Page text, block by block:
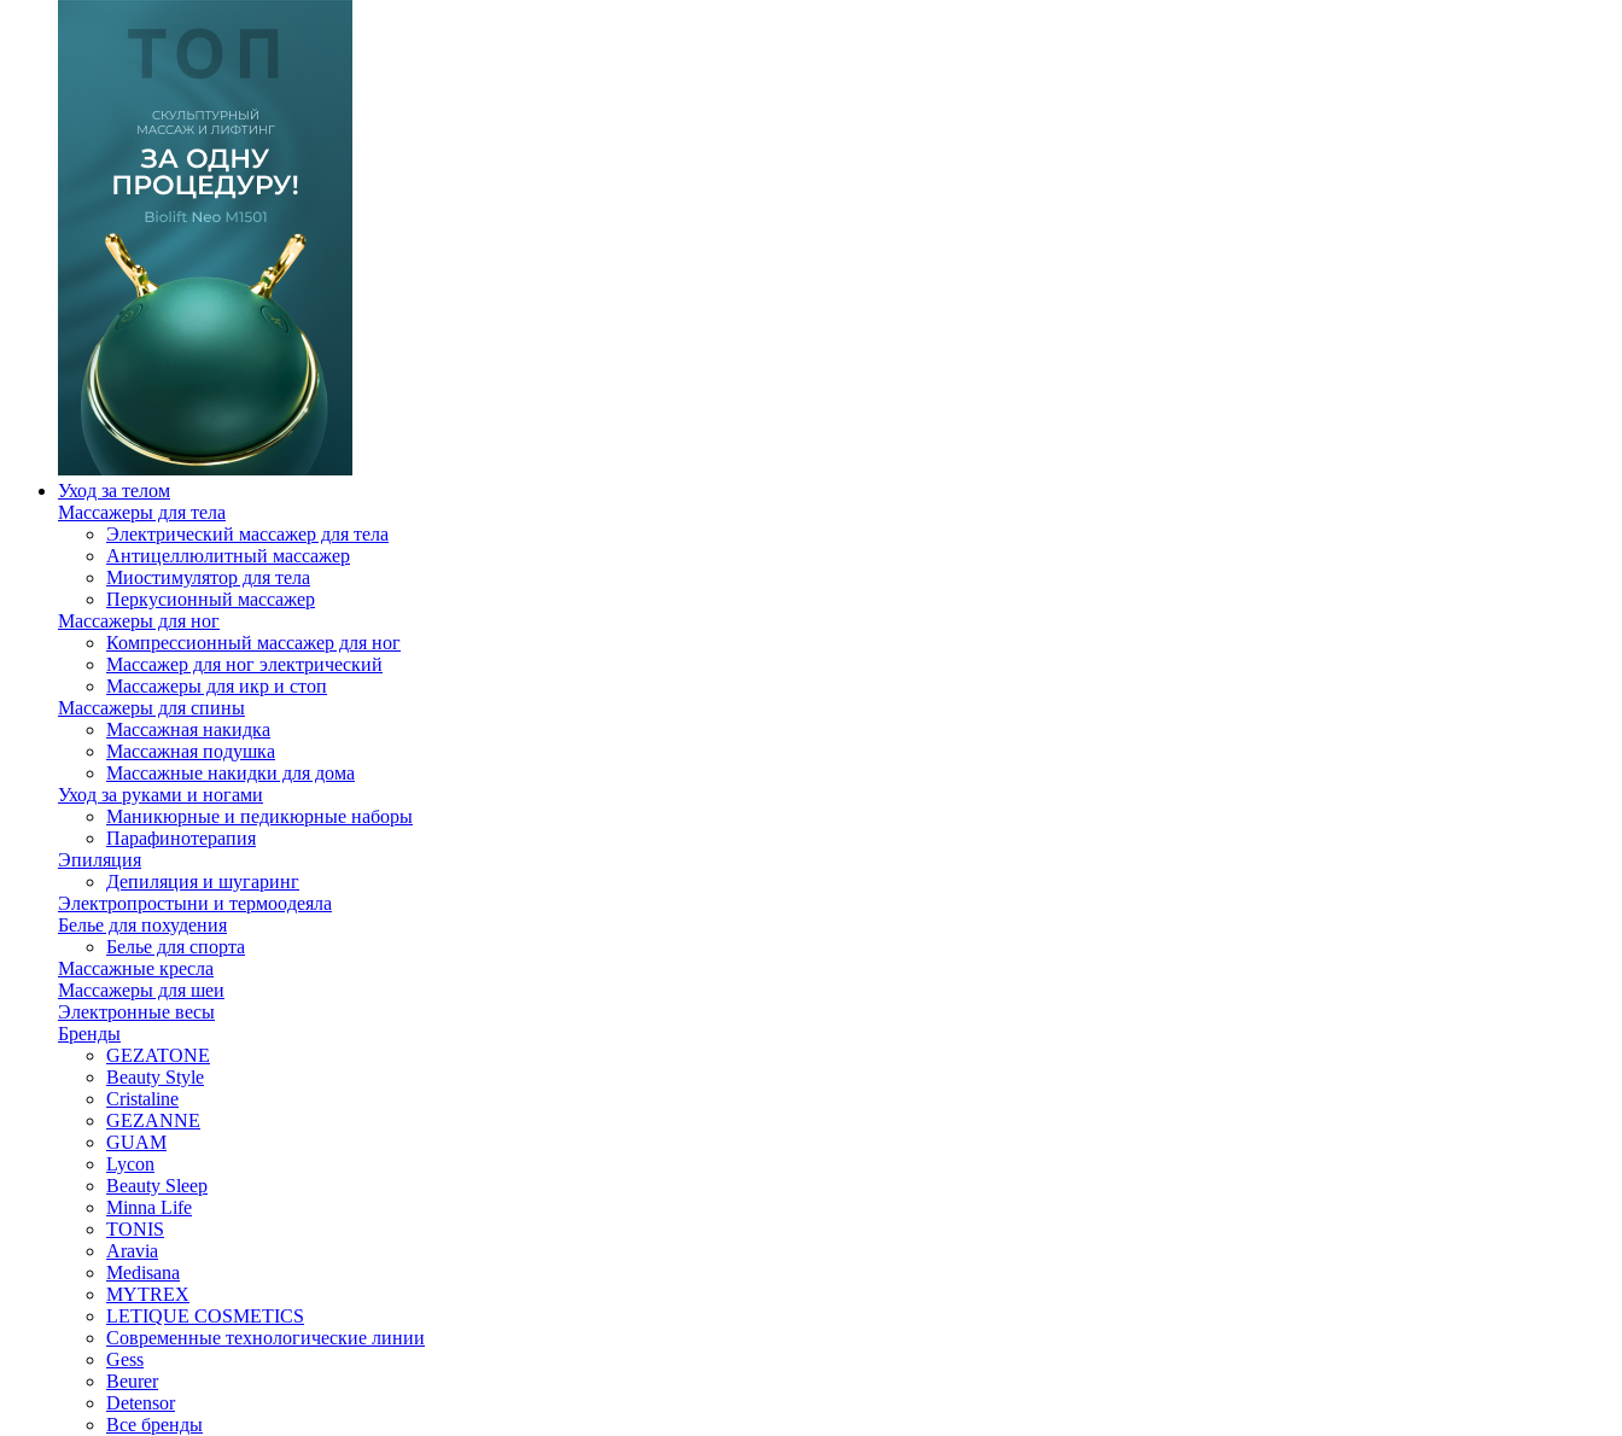
Уход за телом
Массажеры для тела
Электрический массажер для тела
Антицеллюлитный массажер
Миостимулятор для тела
Перкусионный массажер
Массажеры для ног
Компрессионный массажер для ног
Массажер для ног электрический
Массажеры для икр и стоп
Массажеры для спины
Массажная накидка
Массажная подушка
Массажные накидки для дома
Уход за руками и ногами
Маникюрные и педикюрные наборы
Парафинотерапия
Эпиляция
Депиляция и шугаринг
Электропростыни и термоодеяла
Белье для похудения
Белье для спорта
Массажные кресла
Массажеры для шеи
Электронные весы
Бренды
GEZATONE
Beauty Style
Cristaline
GEZANNE
GUAM
Lycon
Beauty Sleep
Minna Life
TONIS
Aravia
Medisana
MYTREX
LETIQUE COSMETICS
Современные технологические линии
Gess
Beurer
Detensor
Все бренды